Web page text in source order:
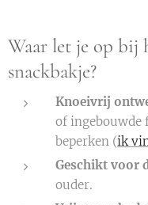
Waar let je op bij
snackbakje?
Knoeivrij
of ingebouwde
beperken (ik
Geschikt voor
ouder.